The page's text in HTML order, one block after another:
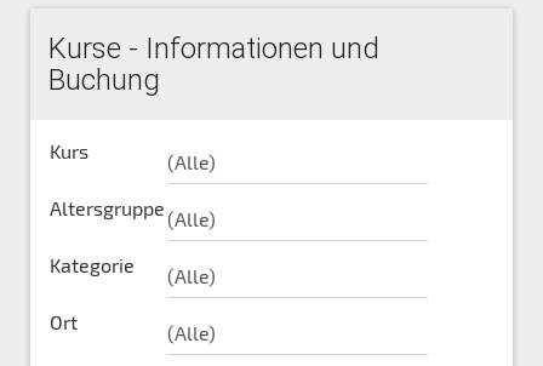
Kurse - Informationen und
Buchung
Kurs
Altersgruppe
Kategorie
Ort